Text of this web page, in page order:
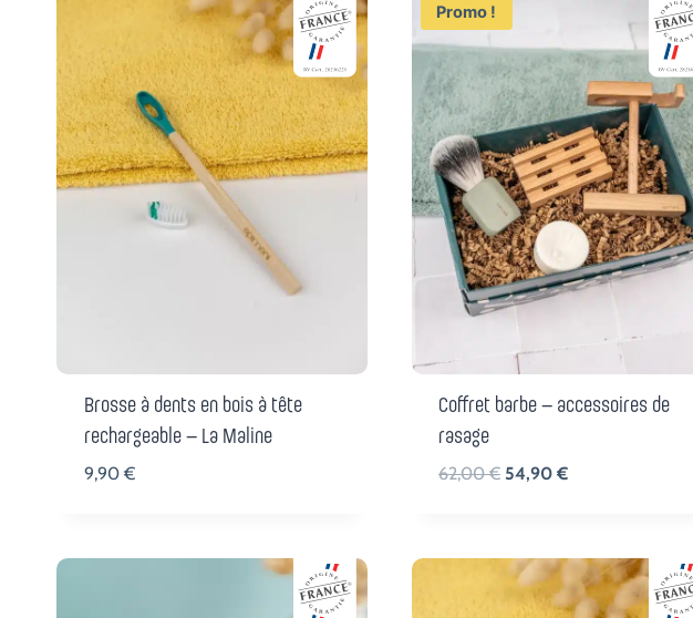
Brosse à dents en bois à tête
rechargeable – La Maline
9,90€
Promo !
Coffret barbe – accessoires de
rasage
62,00€ Le
était :
62,00 €.
54,90 €Le
est :
54,90 €.